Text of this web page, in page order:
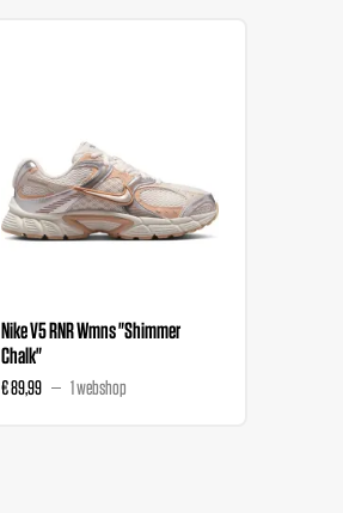
Nike V5 RNR Wmns "Shimmer
Chalk"
€ 89,99 1 webshop